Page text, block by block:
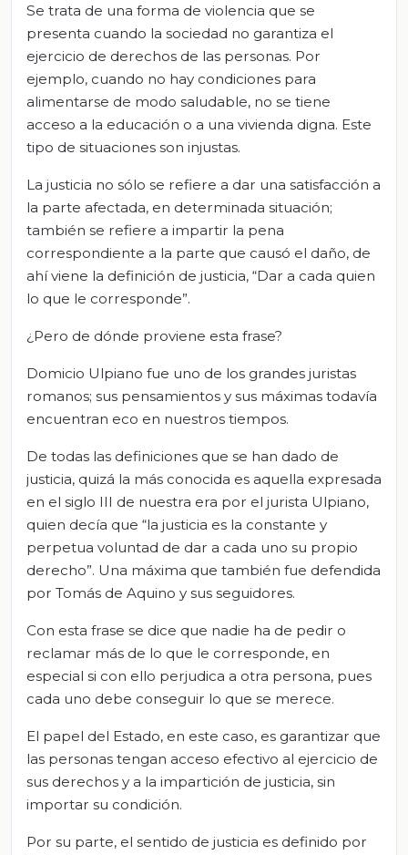
Se trata de una forma de violencia que se
presenta cuando la sociedad no garantiza el
ejercicio de derechos de las personas. Por
ejemplo, cuando no hay condiciones para
alimentarse de modo saludable, no se tiene
acceso a la educación o a una vivienda digna. Este
tipo de situaciones son injustas.
La justicia no sólo se refiere a dar una satisfacción a
la parte afectada, en determinada situación;
también se refiere a impartir la pena
correspondiente a la parte que causó el daño, de
ahí viene la definición de justicia, “Dar a cada quien
lo que le corresponde”.
¿Pero de dónde proviene esta frase?
Domicio Ulpiano fue uno de los grandes juristas
romanos; sus pensamientos y sus máximas todavía
encuentran eco en nuestros tiempos.
De todas las definiciones que se han dado de
justicia, quizá la más conocida es aquella expresada
en el siglo III de nuestra era por el jurista Ulpiano,
quien decía que “la justicia es la constante y
perpetua voluntad de dar a cada uno su propio
derecho”. Una máxima que también fue defendida
por Tomás de Aquino y sus seguidores.
Con esta frase se dice que nadie ha de pedir o
reclamar más de lo que le corresponde, en
especial si con ello perjudica a otra persona, pues
cada uno debe conseguir lo que se merece.
El papel del Estado, en este caso, es garantizar que
las personas tengan acceso efectivo al ejercicio de
sus derechos y a la impartición de justicia, sin
importar su condición.
Por su parte, el sentido de justicia es definido por